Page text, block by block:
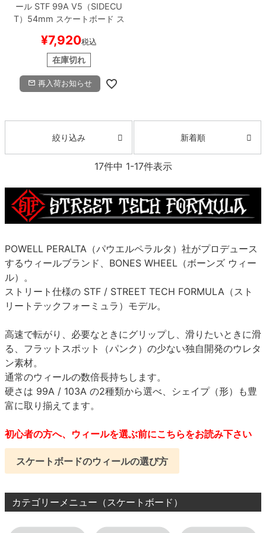
ール STF 99A V5（SIDECU
T） 54mm スケートボード ス
¥7,920税込
在庫切れ
再入荷お知らせ
絞り込み 新着順
17件中 1-17件表示
POWELL PERALTA（パウエルペラルタ）社がプロデュース
するウィールブランド、BONES WHEEL（ボーンズ ウィー
ル）。
ストリート仕様の STF / STREET TECH FORMULA（スト
リートテックフォーミュラ）モデル。
高速で転がり、必要なときにグリップし、滑りたいときに滑
る、フラットスポット（パンク）の少ない独自開発のウレタ
ン素材。
通常のウィールの数倍長持ちします。
硬さは 99A / 103A の2種類から選べ、シェイプ（形）も豊
富に取り揃えてます。
初心者の方へ、ウィールを選ぶ前にこちらをお読み下さい
スケートボードのウィールの選び方
カテゴリーメニュー（スケートボード）